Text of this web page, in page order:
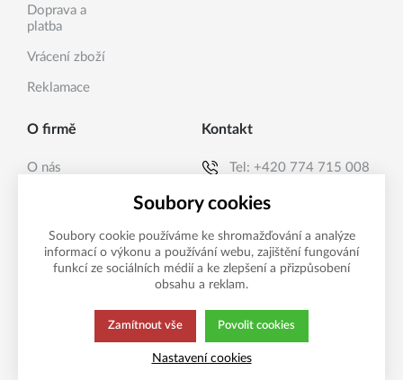
Doprava a
platba
Vrácení zboží
Reklamace
O firmě
O nás
Kontakt
Tel: +420 774 715 008
E-mail:
Možnosti platby
Tato stránka používá soubory cookies.
Soubory cookies
Soubory cookie používáme ke shromažďování a analýze
informací o výkonu a používání webu, zajištění fungování
funkcí ze sociálních médií a ke zlepšení a přizpůsobení
obsahu a reklam.
Zamítnout vše Povolit cookies
Nastavení cookies